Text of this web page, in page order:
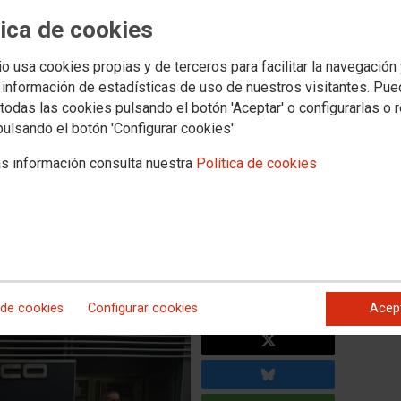
de cookies
usa cookies propias y de terceros para facilitar la navegación
de estadísticas de uso de nuestros visitantes.
las cookies pulsando el botón 'Aceptar' o configurarlas o
el botón 'Configurar cookies'
información consulta nuestra Política de cookies
cookies Configurar cookies
& SCHUBERT
DE HUELGA Y
DE LA
que daba inicio hoy en Kromberg & Schubert, contrata
por el acuerdo alcanzado entre la representación